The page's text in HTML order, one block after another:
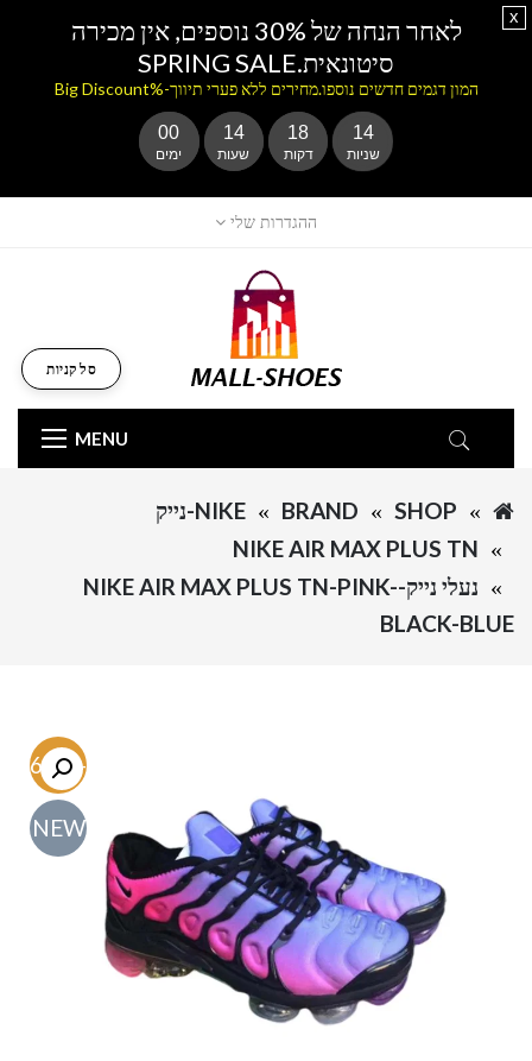
ההגדרות שלי
MENU
סל קניות
SHOP
BRAND
NIKE-נייק
NIKE AIR MAX PLUS TN
נעלי נייק-NIKE AIR MAX PLUS TN-PINK-
BLACK-BLUE
-56.7%
NEW
לאחר הנחה של 30% נוספים, אין מכירה
סיטונאית.SPRING SALE
המון דגמים חדשים נוספו.מחירים ללא פערי תיווך-%Big Discount
00
ימים
14
שעות
18
דקות
14
שניות
x